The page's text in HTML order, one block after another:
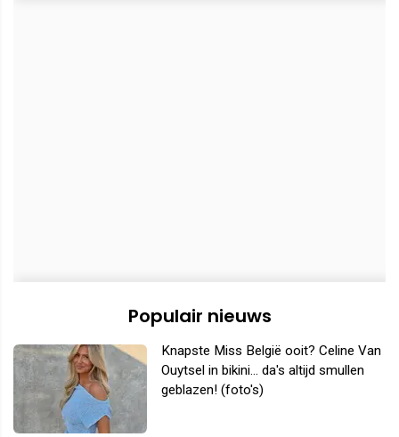
Populair nieuws
Knapste Miss België ooit? Celine Van
Ouytsel in bikini... da's altijd smullen
geblazen! (foto's)